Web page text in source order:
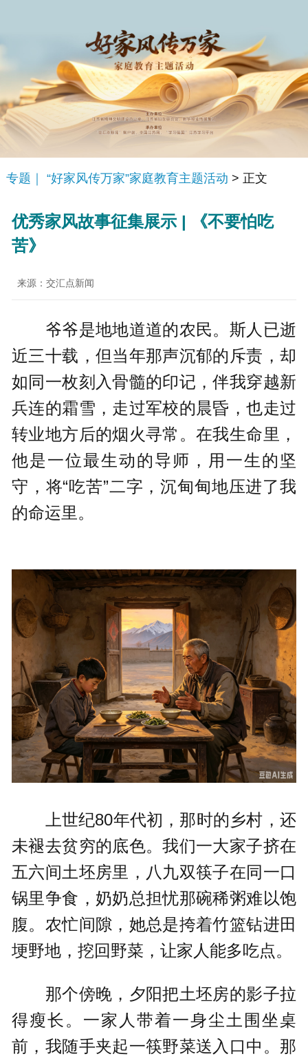
专题｜ “好家风传万家”家庭教育主题活动 > 正文
优秀家风故事征集展示 | 《不要怕吃
苦》
来源：交汇点新闻
爷爷是地地道道的农民。斯人已逝
近三十载，但当年那声沉郁的斥责，却
如同一枚刻入骨髓的印记，伴我穿越新
兵连的霜雪，走过军校的晨昏，也走过
转业地方后的烟火寻常。在我生命里，
他是一位最生动的导师，用一生的坚
守，将“吃苦”二字，沉甸甸地压进了我
的命运里。
上世纪80年代初，那时的乡村，还
未褪去贫穷的底色。我们一大家子挤在
五六间土坯房里，八九双筷子在同一口
锅里争食，奶奶总担忧那碗稀粥难以饱
腹。农忙间隙，她总是挎着竹篮钻进田
埂野地，挖回野菜，让家人能多吃点。
那个傍晚，夕阳把土坯房的影子拉
得瘦长。一家人带着一身尘土围坐桌
前，我随手夹起一筷野菜送入口中。那